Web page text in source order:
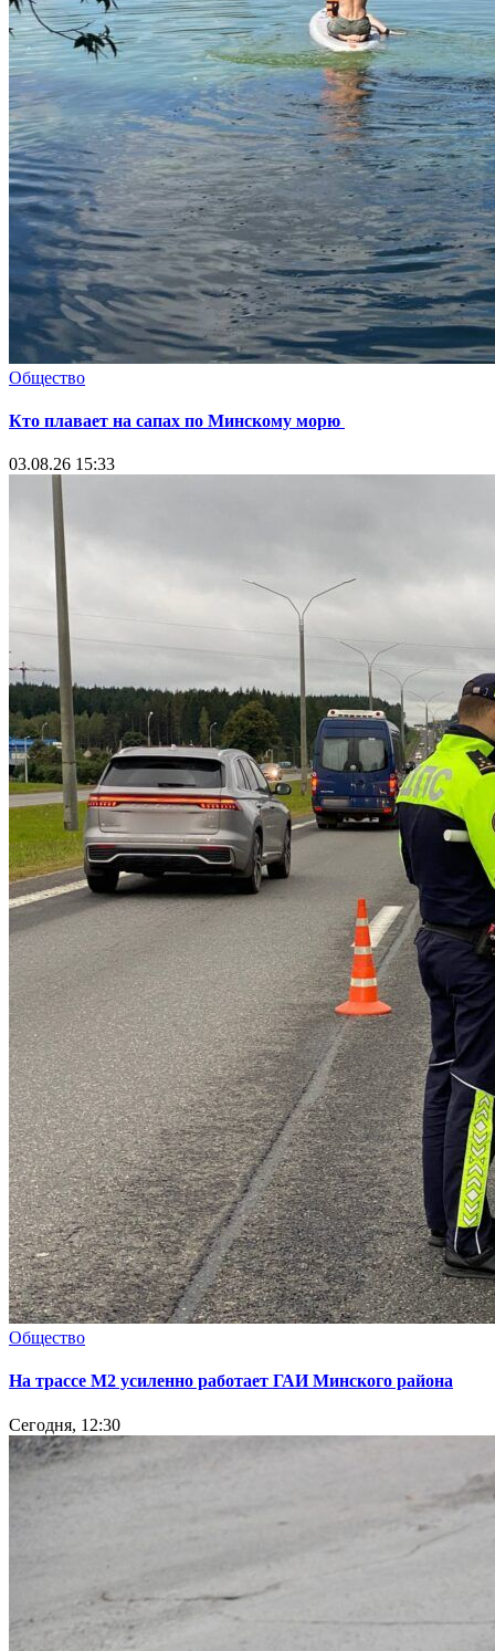
Общество
Кто плавает на сапах по Минскому морю
03.08.26 15:33
Общество
На трассе М2 усиленно работает ГАИ Минского района
Сегодня, 12:30